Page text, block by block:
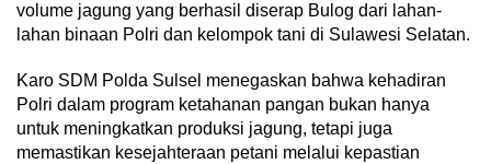
volume jagung yang berhasil diserap Bulog dari lahan-
lahan binaan Polri dan kelompok tani di Sulawesi Selatan.
Karo SDM Polda Sulsel menegaskan bahwa kehadiran
Polri dalam program ketahanan pangan bukan hanya
untuk meningkatkan produksi jagung, tetapi juga
memastikan kesejahteraan petani melalui kepastian